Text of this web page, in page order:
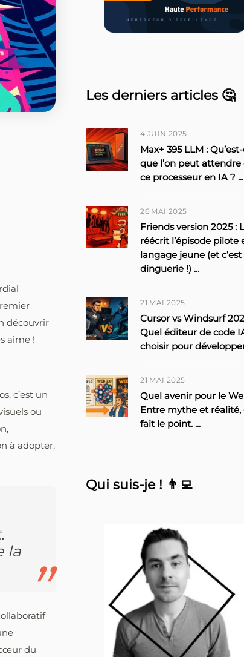
découvrir
aime !
c’est un
ou
à adopter,
la
du
Les derniers articles 🤔
4 JUIN 2025
Max+ 395 LLM :
que l’on peut attendre
ce processeur en IA ? ...
26 MAI 2025
Friends version 2025 :
réécrit l’épisode pilote
langage jeune (et
dinguerie !) ...
21 MAI 2025
Cursor vs Windsurf
Quel éditeur de code
choisir pour
21 MAI 2025
Quel avenir pour le
Entre mythe et réalité,
fait le point. ...
Qui suis-je ! 👨‍💻